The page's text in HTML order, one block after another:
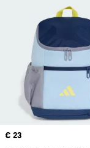
Precio
€ 23